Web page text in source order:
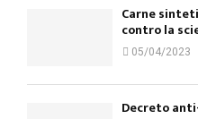
Carne
contro la
05/04/2023
Decreto